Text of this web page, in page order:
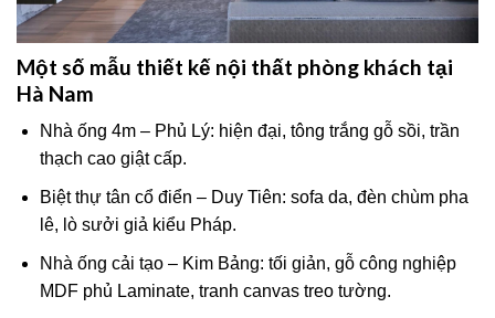
Một số mẫu thiết kế nội thất phòng khách tại
Hà Nam
Nhà ống 4m – Phủ Lý: hiện đại, tông trắng gỗ sồi, trần
thạch cao giật cấp.
Biệt thự tân cổ điển – Duy Tiên: sofa da, đèn chùm pha
lê, lò sưởi giả kiểu Pháp.
Nhà ống cải tạo – Kim Bảng: tối giản, gỗ công nghiệp
MDF phủ Laminate, tranh canvas treo tường.